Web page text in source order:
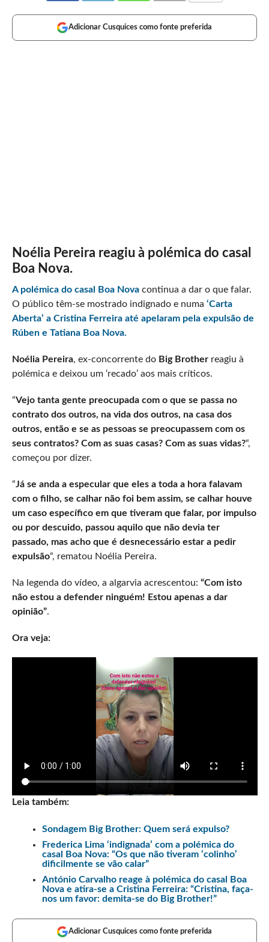
Adicionar Cusquices como fonte preferida
Noélia Pereira reagiu à polémica do casal
Boa Nova.
A polémica do casal Boa Nova continua a dar o que falar.
O público têm-se mostrado indignado e numa ‘Carta
Aberta’ a Cristina Ferreira até apelaram pela expulsão de
Rúben e Tatiana Boa Nova.
Noélia Pereira, ex-concorrente do Big Brotherreagiu à
polémica e deixou um ‘recado’ aos mais críticos.
“Vejo tanta gente preocupada com o que se passa no
contrato dos outros, na vida dos outros, na casa dos
outros, então e se as pessoas se preocupassem com os
seus contratos? Com as suas casas? Com as suas vidas?“,
começou por dizer.
“Já se anda a especular que eles a toda a hora falavam
com o filho, se calhar não foi bem assim, se calhar houve
um caso específico em que tiveram que falar, por impulso
ou por descuido, passou aquilo que não devia ter
passado, mas acho que é desnecessário estar a pedir
expulsão“, rematou Noélia Pereira.
Na legenda do vídeo, a algarvia acrescentou: “Com isto
não estou a defender ninguém! Estou apenas a dar
opinião”.
Ora veja:
Leia também:
Sondagem Big Brother: Quem será expulso?
Frederica Lima ‘indignada’ com a polémica do
casal Boa Nova: “Os que não tiveram ‘colinho’
dificilmente se vão calar”
António Carvalho reage à polémica do casal Boa
Nova e atira-se a Cristina Ferreira: “Cristina, faça-
nos um favor: demita-se do Big Brother!”
Adicionar Cusquices como fonte preferida